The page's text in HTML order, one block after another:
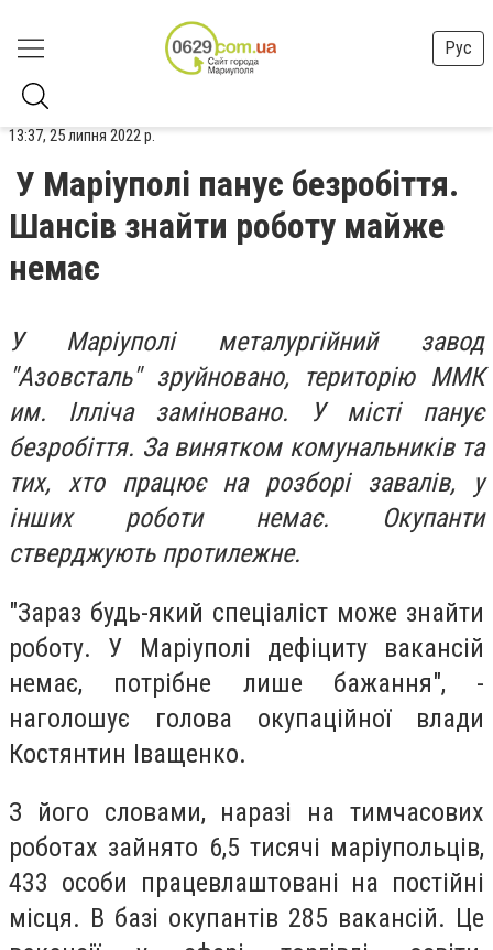
Рус
13:37, 25 липня 2022 р.
У Маріуполі панує безробіття.
Шансів знайти роботу майже
немає
У Маріуполі металургійний завод
"Азовсталь" зруйновано, територію ММК
им. Ілліча заміновано. У місті панує
безробіття. За винятком комунальників та
тих, хто працює на розборі завалів, у
інших роботи немає. Окупанти
стверджують протилежне.
"Зараз будь-який спеціаліст може знайти
роботу. У Маріуполі дефіциту вакансій
немає, потрібне лише бажання", -
наголошує голова окупаційної влади
Костянтин Іващенко.
З його словами, наразі на тимчасових
роботах зайнято 6,5 тисячі маріупольців,
433 особи працевлаштовані на постійні
місця. В базі окупантів 285 вакансій. Це